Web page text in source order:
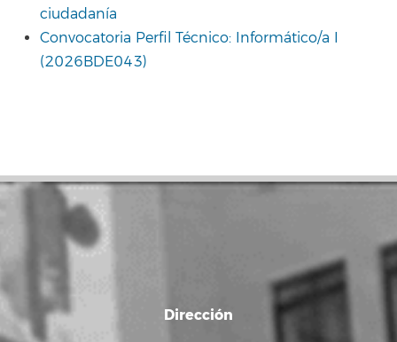
ciudadanía
Convocatoria Perfil Técnico: Informático/a I
(2026BDE043)
Dirección